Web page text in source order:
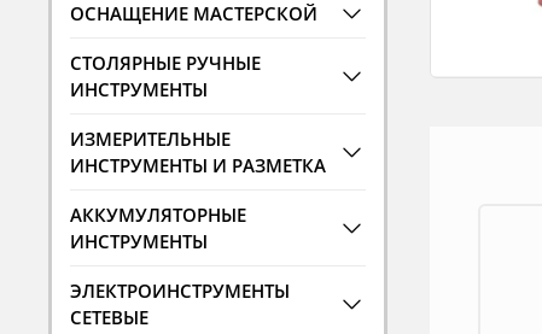
ОСНАЩЕНИЕ МАСТЕРСКОЙ
СТОЛЯРНЫЕ РУЧНЫЕ
ИНСТРУМЕНТЫ
ИЗМЕРИТЕЛЬНЫЕ
ИНСТРУМЕНТЫ И РАЗМЕТКА
АККУМУЛЯТОРНЫЕ
ИНСТРУМЕНТЫ
ЭЛЕКТРОИНСТРУМЕНТЫ
СЕТЕВЫЕ